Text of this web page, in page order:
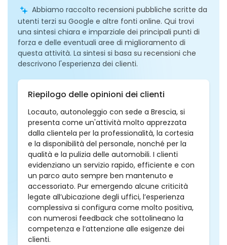
Abbiamo raccolto recensioni pubbliche scritte da
utenti terzi su Google e altre fonti online. Qui trovi
una sintesi chiara e imparziale dei principali punti di
forza e delle eventuali aree di miglioramento di
questa attività. La sintesi si basa su recensioni che
descrivono l'esperienza dei clienti.
Riepilogo delle opinioni dei clienti
Locauto, autonoleggio con sede a Brescia, si
presenta come un'attività molto apprezzata
dalla clientela per la professionalità, la cortesia
e la disponibilità del personale, nonché per la
qualità e la pulizia delle automobili. I clienti
evidenziano un servizio rapido, efficiente e con
un parco auto sempre ben mantenuto e
accessoriato. Pur emergendo alcune criticità
legate all’ubicazione degli uffici, l’esperienza
complessiva si configura come molto positiva,
con numerosi feedback che sottolineano la
competenza e l’attenzione alle esigenze dei
clienti.